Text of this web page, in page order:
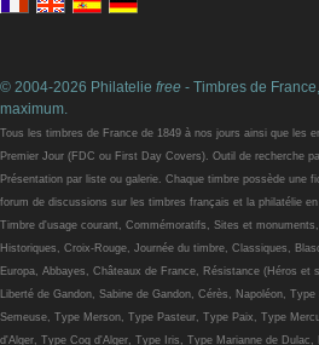
© 2004-2026 Philatelie free - Timbres de
maximum.
Tous les timbres de France de 1849 à nos jours ainsi que les
Premier Jour (FDC ou First Day Covers). Outil de recherche
Présentation par liste ou galerie. Chaque timbre possède une
forum de discussions sur les timbres français et la philatélie
Timbre d'usage courant, Commémoratifs, Sites et
Historiques, Croix-Rouge, Journée du timbre, Classiques,
Europa, Abbayes, Châteaux de France, Résistance (Héros et
Liberté de Gandon, Sabine de Gandon, Cérès, Napoléon,
Semeuse, Type Merson, Type Pasteur, Type Paix, Type
d'Alger, Type Coq d'Alger, Type Iris, Type Marianne de